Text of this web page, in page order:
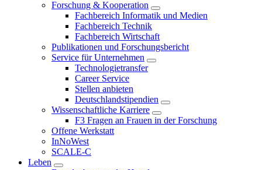
Forschung & Kooperation
Fachbereich Informatik und Medien
Fachbereich Technik
Fachbereich Wirtschaft
Publikationen und Forschungsbericht
Service für Unternehmen
Technologietransfer
Career Service
Stellen anbieten
Deutschlandstipendien
Wissenschaftliche Karriere
F3 Fragen an Frauen in der Forschung
Offene Werkstatt
InNoWest
SCALE-C
Leben